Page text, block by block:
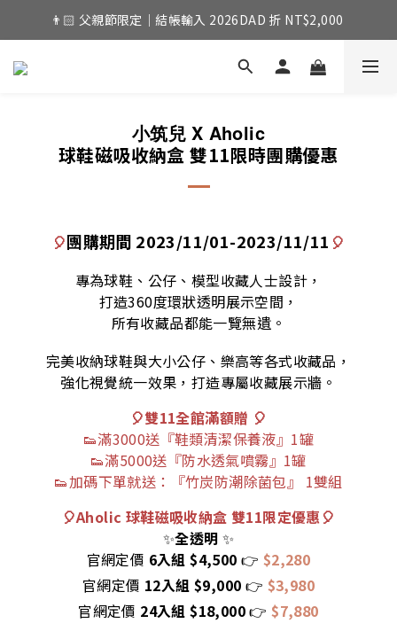
👨🏻 父親節限定｜結帳輸入 2026DAD 折 NT$2,000
小筑兒 X Aholic
球鞋磁吸收納盒 雙11限時團購優惠
🎈團購期間 2023/11/01-2023/11/11 🎈
專為球鞋、公仔、模型收藏人士設計，
打造360度環狀透明展示空間，
所有收藏品都能一覽無遺。
完美收納球鞋與大小公仔、樂高等各式收藏品，
強化視覺統一效果，打造專屬收藏展示牆。
🎈雙11全館滿額贈 🎈
👟滿3000送『鞋類清潔保養液』1罐
👟滿5000送『防水透氣噴霧』 1罐
👟加碼下單就送：『竹炭防潮除菌包』 1雙組
🎈Aholic 球鞋磁吸收納盒 雙11限定優惠🎈
✨全透明 ✨
官網定價 6入組 $4,500 👉 $2,280
官網定價 12入組 $9,000 👉 $3,980
官網定價 24入組 $18,000👉$7,880